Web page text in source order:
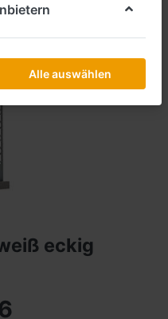
eckig
Alle auswählen